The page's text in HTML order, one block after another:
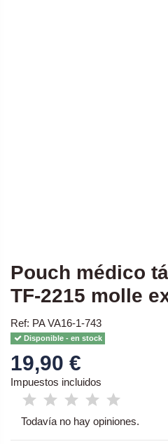
Pouch médico
TF-2215 molle
Ref: PA VA16-1-743
Disponible - en stock
19,90 €
Impuestos incluidos
Todavía no hay opiniones.